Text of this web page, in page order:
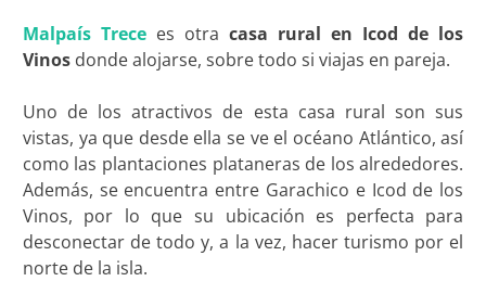
Malpaís Trecees otra casa rural en Icod de los
Vinosdonde alojarse, sobre todo si viajas en pareja.
Uno de los atractivos de esta casa rural son sus
vistas, ya que desde ella se ve el océano Atlántico, así
como las plantaciones plataneras de los alrededores.
Además, se encuentra entre Garachico e Icod de los
Vinos, por lo que su ubicación es perfecta para
desconectar de todo y, a la vez, hacer turismo por el
norte de la isla.